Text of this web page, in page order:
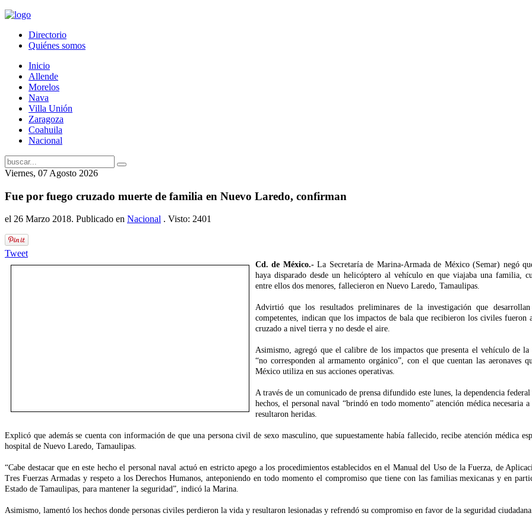
Directorio
Quiénes somos
Inicio
Allende
Morelos
Nava
Villa Unión
Zaragoza
Coahuila
Nacional
Viernes, 07 Agosto 2026
Fue por fuego cruzado muerte de familia en Nuevo Laredo, confirman
el 26 Marzo 2018. Publicado en Nacional . Visto: 2401
Tweet
Cd. de México.-La Secretaría de Marina-Armada de México (Semar) negó
haya disparado desde un helicóptero al vehículo en que viajaba una familia,
entre ellos dos menores, fallecieron en Nuevo Laredo, Tamaulipas.
Advirtió que los resultados preliminares de la investigación que desarrollan
competentes, indican que los impactos de bala que recibieron los civiles fueron
cruzado a nivel tierra y no desde el aire.
Asimismo, agregó que el calibre de los impactos que presenta el vehículo de
“no corresponden al armamento orgánico”, con el que cuentan las aeronaves
México utiliza en sus acciones operativas.
A través de un comunicado de prensa difundido este lunes, la dependencia
hechos, el personal naval “brindó en todo momento” atención médica necesaria a
resultaron heridas.
Explicó que además se cuenta con información de que una persona civil de sexo masculino, que supuestamente había fallecido, recibe atención médica
hospital de Nuevo Laredo, Tamaulipas.
“Cabe destacar que en este hecho el personal naval actuó en estricto apego a los procedimientos establecidos en el Manual del Uso de la Fuerza, de
Tres Fuerzas Armadas y respeto a los Derechos Humanos, anteponiendo en todo momento el compromiso que tiene con las familias mexicanas y en
Estado de Tamaulipas, para mantener la seguridad”, indicó la Marina.
Asimismo, lamentó los hechos donde personas civiles perdieron la vida y resultaron lesionadas y refrendó su compromiso en favor de la seguridad